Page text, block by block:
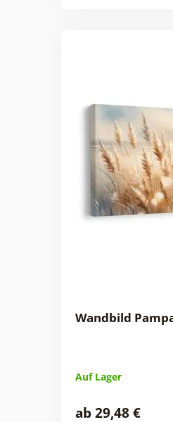
Wandbild
Auf Lager
ab 29,48 €